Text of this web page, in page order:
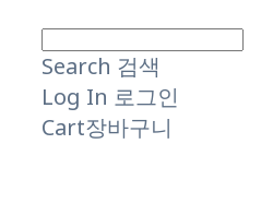
Search 검색
Log In 로그인
Cart장바구니